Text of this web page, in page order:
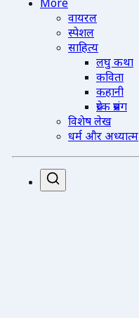
More
वायरल
स्पेशल
साहित्य
लघु कथा
कविता
कहानी
प्रेरक प्रसंग
विशेष लेख
धर्म और अध्यात्म